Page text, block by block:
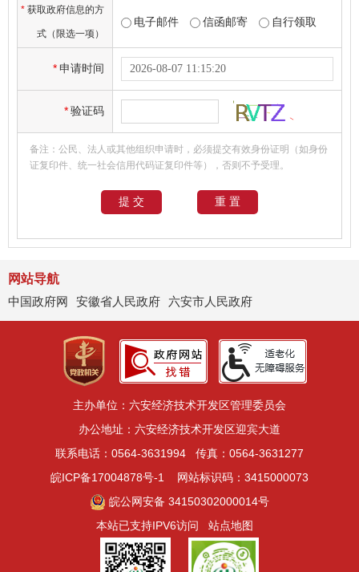
* 获取政府信息的方
式（限选一项）
电子邮件 信函邮寄 自行领取
*申请时间
*验证码
备注：公民、法人或其他组织申请时，必须提交有效身份证明（如身份
证复印件、统一社会信用代码证复印件等），否则不予受理。
网站导航
中国政府网
安徽省人民政府 六安市人民政府
主办单位：六安经济技术开发区管理委员会
办公地址：六安经济技术开发区迎宾大道
联系电话：0564-3631994
传真：0564-3631277
皖ICP备17004878号-1
网站标识码：3415000073
皖公网安备 34150302000014号
本站已支持IPV6访问
站点地图